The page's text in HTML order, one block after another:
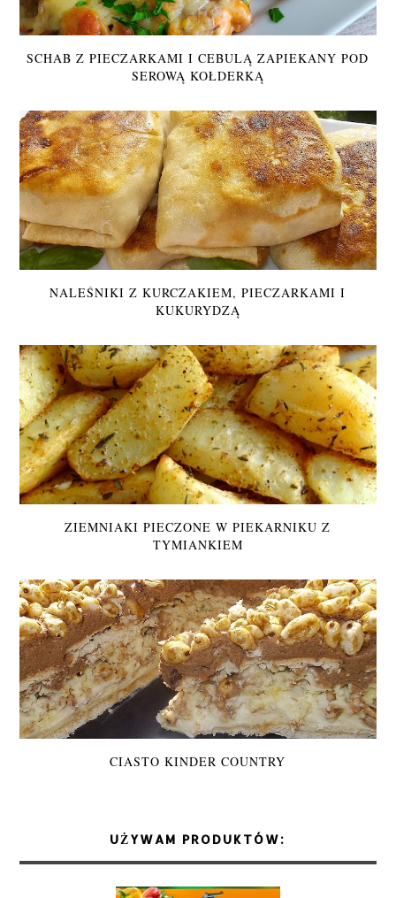
SCHAB Z PIECZARKAMI I CEBULĄ ZAPIEKANY POD
SEROWĄ KOŁDERKĄ
NALEŚNIKI Z KURCZAKIEM, PIECZARKAMI I
KUKURYDZĄ
ZIEMNIAKI PIECZONE W PIEKARNIKU Z
TYMIANKIEM
CIASTO KINDER COUNTRY
UŻYWAM PRODUKTÓW: